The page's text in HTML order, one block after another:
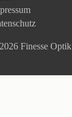
Finesse Optik